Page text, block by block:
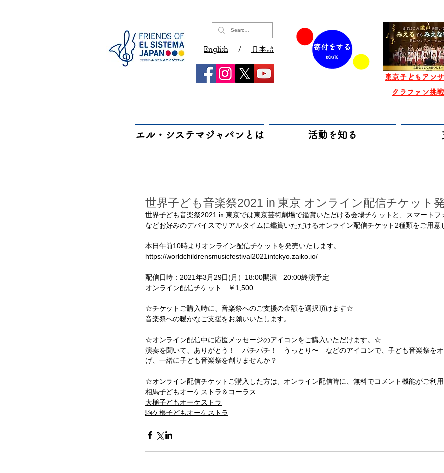
English / 日本語
東京子どもアン
クラファン挑
エル・システマジャパンとは 活動を知る
世界子ども音楽祭2021 in 東京 オンライン配信チケット
世界子ども音楽祭2021 in 東京では東京芸術劇場で鑑賞いただける会場チケットと、スマートフ
などお好みのデバイスでリアルタイムに鑑賞いただけるオンライン配信チケット2種類をご用意
本日午前10時よりオンライン配信チケットを発売いたします。
https://worldchildrensmusicfestival2021intokyo.zaiko.io/
配信日時：2021年3月29日(月）18:00開演　20:00終演予定
オンライン配信チケット　￥1,500
☆チケットご購入時に、音楽祭へのご支援の金額を選択頂けます☆
音楽祭への暖かなご支援をお願いいたします。
☆オンライン配信中に応援メッセージのアイコンをご購入いただけます。☆
演奏を聞いて、ありがとう！　パチパチ！　うっとり〜　などのアイコンで、子ども音楽祭を
げ、一緒に子ども音楽祭を創りませんか？
☆オンライン配信チケットご購入した方は、オンライン配信時に、無料でコメント機能がご利
相馬子どもオーケストラ＆コーラス
大槌子どもオーケストラ
駒ケ根子どもオーケストラ